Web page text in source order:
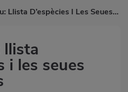
Llista D’espècies I Les Seues
llista
i les seues